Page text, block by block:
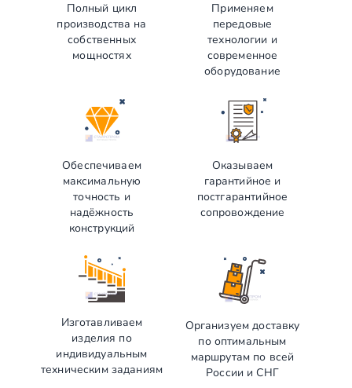
Полный цикл
производства на
собственных
мощностях
Применяем
передовые
технологии и
современное
оборудование
Обеспечиваем
максимальную
точность и
надёжность
конструкций
Оказываем
гарантийное и
постгарантийное
сопровождение
Изготавливаем
изделия по
индивидуальным
техническим заданиям
Организуем доставку
по оптимальным
маршрутам по всей
России и СНГ